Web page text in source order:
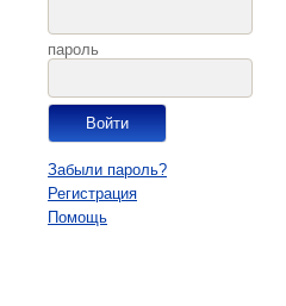
пароль
Забыли пароль?
Регистрация
Помощь